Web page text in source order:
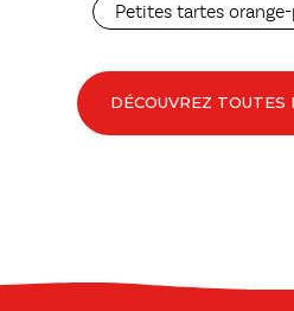
Petites tartes
DÉCOUVREZ TOUTES